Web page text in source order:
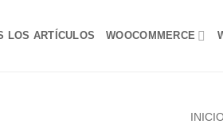
LOS ARTÍCULOS WOOCOMMERCE